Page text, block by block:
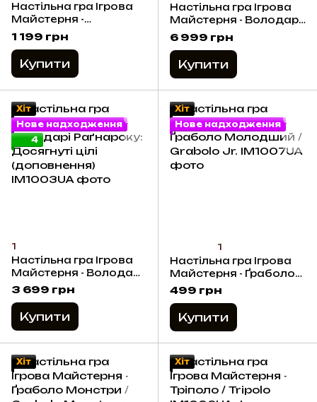
Настільна гра Ігрова
Майстерня -
Панорама / Panorama
1 199 грн
Купити
Настільна гра Ігрова
Майстерня - Володарі
Раґнароку
6 999 грн
Купити
Хіт
Нове надходження
4
1
Настільна гра Ігрова
Майстерня - Володарі
Раґнароку: Досягнуті
цілі (доповнення)
3 699 грн
Купити
Хіт
Нове надходження
1
Настільна гра Ігрова
Майстерня - Ґраболо
Молодший / Grabolo
499 грн
Купити
Хіт Хіт